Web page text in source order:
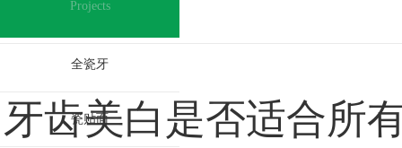
Projects
全瓷牙
瓷贴面
牙齿美白是否适合所